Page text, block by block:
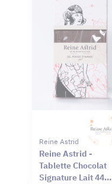
Reine Astrid
Reine Astrid -
Tablette Chocolat
Signature Lait 44%